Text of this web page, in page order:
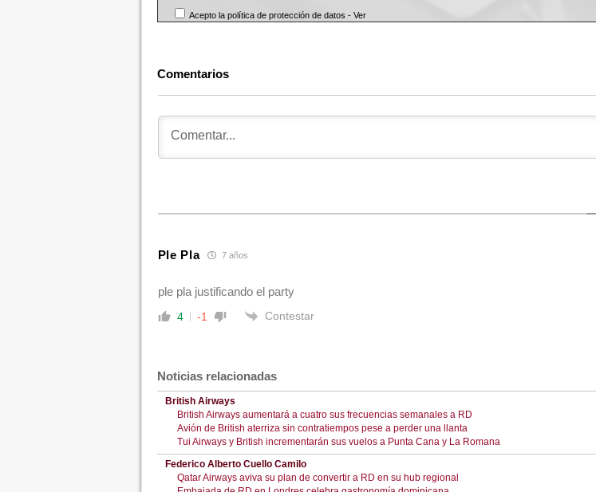
Acepto la política de protección de datos -Ver
Comentarios
Ple Pla 7 años
ple pla justificando el party
4 -1 Contestar
Noticias relacionadas
British Airways
British Airways aumentará a cuatro sus frecuencias semanales a RD
Avión de British aterriza sin contratiempos pese a perder una llanta
Tui Airways y British incrementarán sus vuelos a Punta Cana y La Romana
Federico Alberto Cuello Camilo
Qatar Airways aviva su plan de convertir a RD en su hub regional